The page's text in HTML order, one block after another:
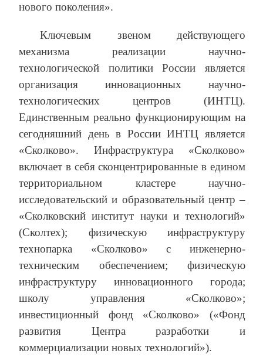
нового поколения».
Ключевым звеном действующего
механизма реализации научно-
технологической политики России является
организация инновационных научно-
технологических центров (ИНТЦ).
Единственным реально функционирующим на
сегодняшний день в России ИНТЦ является
«Сколково». Инфраструктура «Сколково»
включает в себя сконцентрированные в едином
территориальном кластере научно-
исследовательский и образовательный центр –
«Сколковский институт науки и технологий»
(Сколтех); физическую инфраструктуру
технопарка «Сколково» с инженерно-
техническим обеспечением; физическую
инфраструктуру инновационного города;
школу управления «Сколково»;
инвестиционный фонд «Сколково» («Фонд
развития Центра разработки и
коммерциализации новых технологий»).